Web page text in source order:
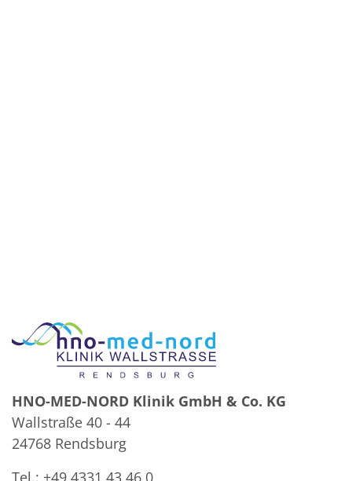
HNO-MED-NORD Klinik GmbH & Co. KG
Wallstraße 40 - 44
24768 Rendsburg